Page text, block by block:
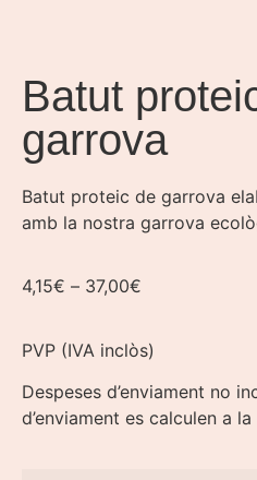
Batut
garrova
Batut proteic de garrova
amb la nostra garrova
4,15€ – 37,00€
PVP (IVA inclòs)
Despeses d’enviament no
d’enviament es calculen a